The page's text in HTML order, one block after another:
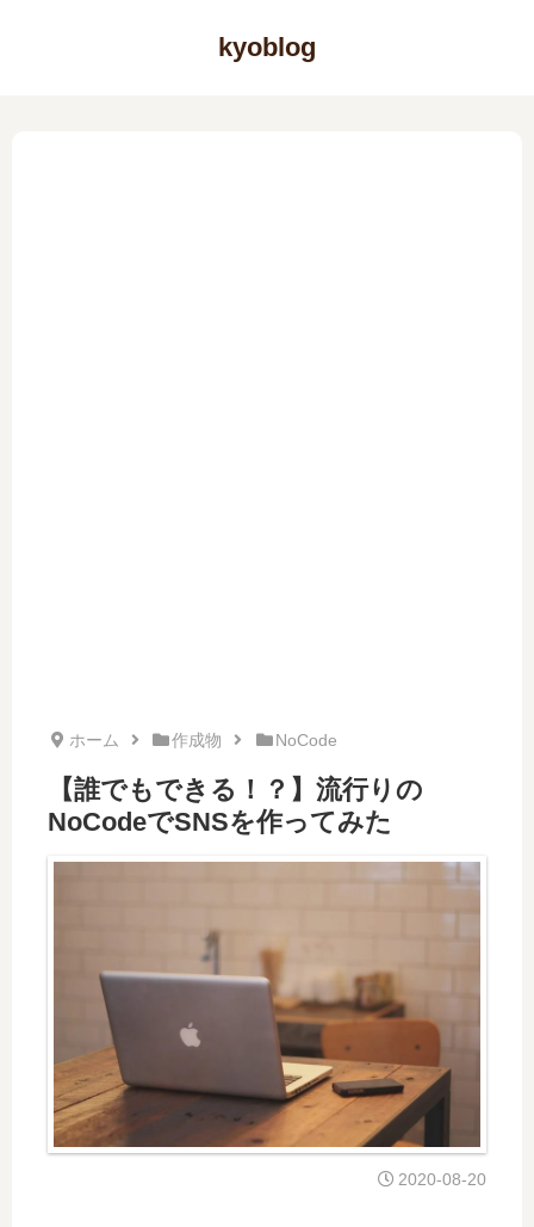
kyoblog
ホーム 作成物 NoCode
【誰でもできる！？】流行りの
NoCodeでSNSを作ってみた
2020-08-20